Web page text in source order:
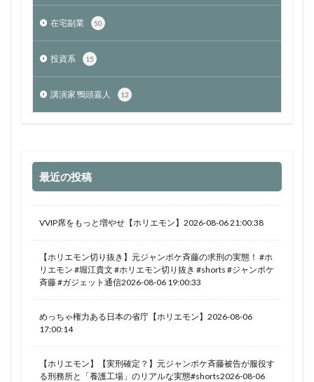
在宅副業 50
投資系 15
講演家 鴨頭嘉人 12
最近の投稿
VVIP席をもっと増やせ【ホリエモン】2026-08-06 21:00:38
【ホリエモン切り抜き】元ジャンポケ斉藤の求刑の実態！ #ホ
リエモン #堀江貴文 #ホリエモン切り抜き #shorts #ジャンポケ
斉藤 #ガジェット通信2026-08-06 19:00:33
めっちゃ権力ある日本の省庁【ホリエモン】2026-08-06
17:00:14
【ホリエモン】【実刑確定？】元ジャンポケ斉藤被告が服役す
る刑務所と「養護工場」のリアルな実態#shorts2026-08-06